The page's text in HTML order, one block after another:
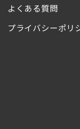
よくある質問
プライバシーポリ